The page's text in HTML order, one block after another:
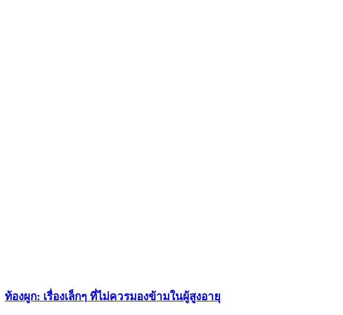
ท้องผูก: เรื่องเล็กๆ ที่ไม่ควรมองข้ามในผู้สูงอายุ